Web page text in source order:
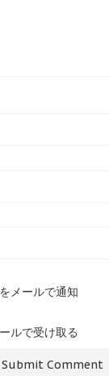
メールで通知
ルで受け取る